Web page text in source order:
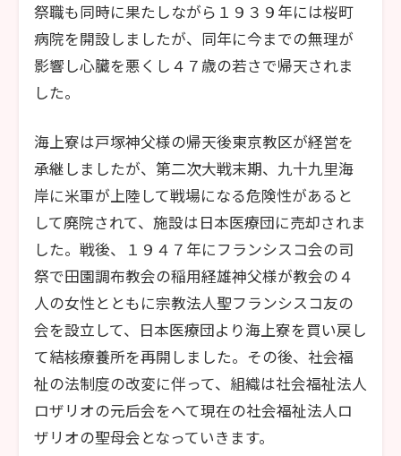
祭職も同時に果たしながら１９３９年には桜町
病院を開設しましたが、同年に今までの無理が
影響し心臓を悪くし４７歳の若さで帰天されま
した。
海上寮は戸塚神父様の帰天後東京教区が経営を
承継しましたが、第二次大戦末期、九十九里海
岸に米軍が上陸して戦場になる危険性があると
して廃院されて、施設は日本医療団に売却されま
した。戦後、１９４７年にフランシスコ会の司
祭で田園調布教会の稲用経雄神父様が教会の４
人の女性とともに宗教法人聖フランシスコ友の
会を設立して、日本医療団より海上寮を買い戻し
て結核療養所を再開しました。その後、社会福
祉の法制度の改変に伴って、組織は社会福祉法人
ロザリオの元后会をへて現在の社会福祉法人ロ
ザリオの聖母会となっていきます。